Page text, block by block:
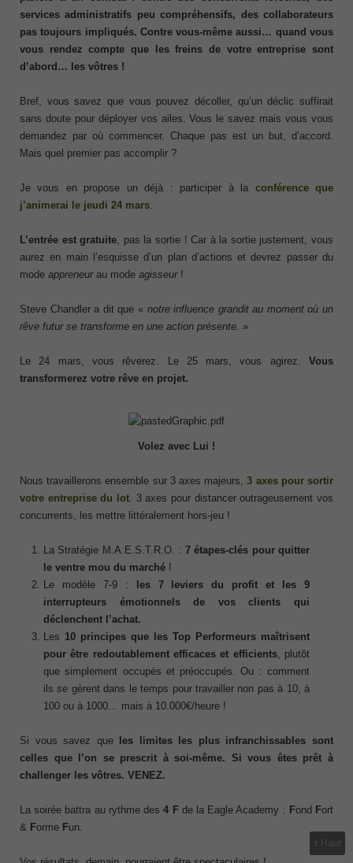
services administratifs peu compréhensifs, des collaborateurs
pas toujours impliqués. Contre vous-même aussi… quand vous
vous rendez compte que les freins de votre entreprise sont
d’abord… les vôtres !
Bref, vous savez que vous pouvez décoller, qu’un déclic suffirait
sans doute pour déployer vos ailes. Vous le savez mais vous vous
demandez par où commencer. Chaque pas est un but, d’accord.
Mais quel premier pas accomplir ?
Je vous en propose un déjà : participer à la conférence que
j’animerai le jeudi 24 mars.
L’entrée est gratuite, pas la sortie ! Car à la sortie justement, vous
aurez en main l’esquisse d’un plan d’actions et devrez passer du
mode appreneurau mode agisseur!
Steve Chandler a dit que « notre influence grandit au moment où un
rêve futur se transforme en une action présente. »
Le 24 mars, vous rêverez. Le 25 mars, vous agirez. Vous
transformerez votre rêve en projet.
Volez avec Lui !
Nous travaillerons ensemble sur 3 axes majeurs,3 axes pour sortir
votre entreprise du lot. 3 axes pour distancer outrageusement vos
concurrents, les mettre littéralement hors-jeu !
La Stratégie M.A.E.S.T.R.O. : 7 étapes-clés pour quitter
le ventre mou du marché !
Le modèle 7-9 :
les 7 leviers du profit et les 9
interrupteurs émotionnels de vos clients qui
déclenchent l’achat.
Les 10 principes que les Top Performeurs maîtrisent
pour être redoutablement efficaceset efficients, plutôt
que simplement occupés et préoccupés. Ou : comment
ilsse gèrent dans le temps pour travailler non pas à 10, à
100 ou à 1000… mais à 10.000€/heure !
Si vous savez que
les limites les plus infranchissables sont
celles que l’on se prescrit à soi-même. Si vous êtes prêt à
challenger les vôtres. VENEZ.
La soirée battra au rythme des4 Fde la Eagle Academy : Fond Fort
& Forme Fun.
↑ Haut